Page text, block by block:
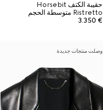
حقيبة الكتف Horsebit
Ristretto متوسطة الحجم
€ 3.350
وصلت منتجات جديدة